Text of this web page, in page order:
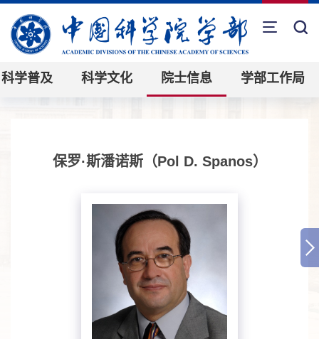
科学普及 科学文化 院士信息 学部工作局
保罗·斯潘诺斯（Pol D. Spanos）